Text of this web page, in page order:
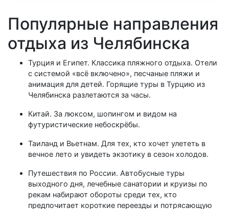
Популярные направления
отдыха из Челябинска
Турция и Египет. Классика пляжного отдыха. Отели
с системой «всё включено», песчаные пляжи и
анимация для детей. Горящие туры в Турцию из
Челябинска разлетаются за часы.
Китай. За люксом, шопингом и видом на
футуристические небоскрёбы.
Таиланд и Вьетнам. Для тех, кто хочет улететь в
вечное лето и увидеть экзотику в сезон холодов.
Путешествия по России. Автобусные туры
выходного дня, лечебные санатории и круизы по
рекам набирают обороты среди тех, кто
предпочитает короткие переезды и потрясающую